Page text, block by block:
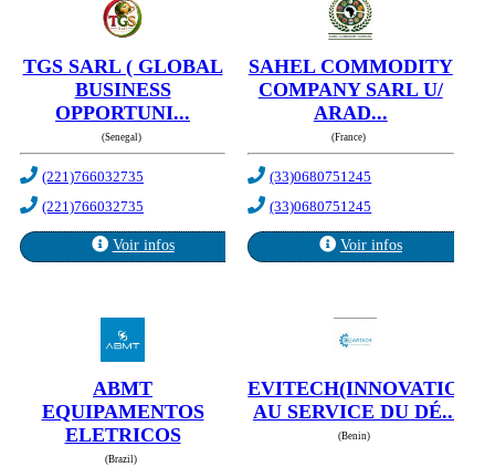
TGS SARL ( GLOBAL
BUSINESS
OPPORTUNI...
(Senegal)
(221)766032735
(221)766032735
Voir infos
SAHEL COMMODITY
COMPANY SARL U/
ARAD...
(France)
(33)0680751245
(33)0680751245
Voir infos
ABMT
EQUIPAMENTOS
ELETRICOS
(Brazil)
EVITECH(INNOVATION
AU SERVICE DU DÉ...
(Benin)